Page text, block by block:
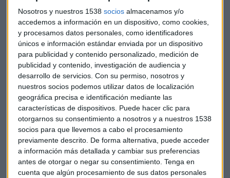
Nosotros y nuestros 1538 socios almacenamos y/o
accedemos a información en un dispositivo, como cookies,
y procesamos datos personales, como identificadores
únicos e información estándar enviada por un dispositivo
para publicidad y contenido personalizado, medición de
publicidad y contenido, investigación de audiencia y
desarrollo de servicios. Con su permiso, nosotros y
nuestros socios podemos utilizar datos de localización
geográfica precisa e identificación mediante las
características de dispositivos. Puede hacer clic para
otorgarnos su consentimiento a nosotros y a nuestros 1538
socios para que llevemos a cabo el procesamiento
previamente descrito. De forma alternativa, puede acceder
a información más detallada y cambiar sus preferencias
antes de otorgar o negar su consentimiento. Tenga en
cuenta que algún procesamiento de sus datos personales
Innovación:
1.º Tanqueray Flor de Sevilla
2.º Mahou 0,0 Tostada
3.º Iberdrola
Marketing Social:
1.º Estrella Damm
2.º Samsung